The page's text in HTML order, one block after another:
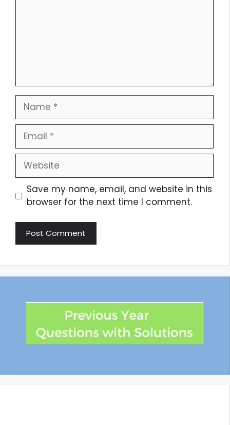
Save my name, email, and website in this
browser for the next time I comment.